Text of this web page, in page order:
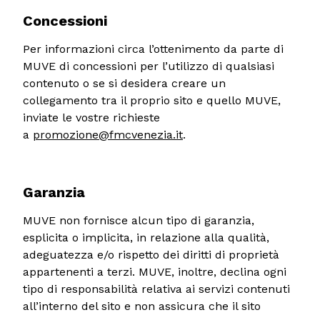
Concessioni
Per informazioni circa l’ottenimento da parte di
MUVE di concessioni per l’utilizzo di qualsiasi
contenuto o se si desidera creare un
collegamento tra il proprio sito e quello MUVE,
inviate le vostre richieste
a promozione@fmcvenezia.it.
Garanzia
MUVE non fornisce alcun tipo di garanzia,
esplicita o implicita, in relazione alla qualità,
adeguatezza e/o rispetto dei diritti di proprietà
appartenenti a terzi. MUVE, inoltre, declina ogni
tipo di responsabilità relativa ai servizi contenuti
all’interno del sito e non assicura che il sito